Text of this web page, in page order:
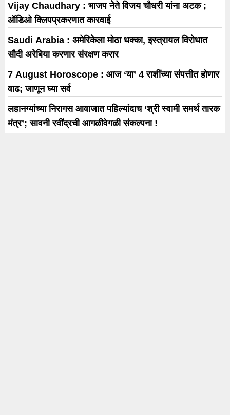
Vijay Chaudhary : भाजप नेते विजय चौधरी यांना अटक ;
ऑडिओ क्लिपप्रकरणात कारवाई
Saudi Arabia : अमेरिकेला मोठा धक्का, इस्त्रायल विरोधात
सौदी अरेबिया करणार संरक्षण करार
7 August Horoscope : आज ‘या’ 4 राशींच्या संपत्तीत होणार
वाढ; जाणून घ्या सर्व
लहानग्यांच्या निरागस आवाजात पहिल्यांदाच ‘श्री स्वामी समर्थ तारक
मंत्र’; सावनी रवींद्रची आगळीवेगळी संकल्पना !